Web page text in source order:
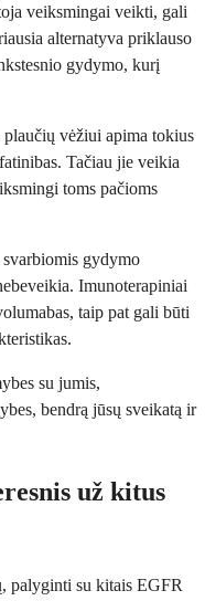
veiksmingai veikti, gali
alternatyva priklauso
gydymo, kurį
vėžiui apima tokius
Tačiau jie veikia
toms pačioms
gydymo
Imunoterapiniai
taip pat gali būti
su jumis,
bendrą jūsų sveikatą ir
už kitus
palyginti su kitais EGFR